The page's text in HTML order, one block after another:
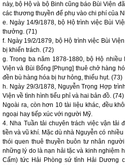
này, bộ Hộ và bộ Binh cũng báo Bùi Viện
các thương thuyền để phụ vào chi phí của
e. Ngày 14/9/1878, bộ Hộ trình việc Bùi
thưởng. (71)
f. Ngày 19/2/1879, bộ Hộ trình việc Bùi
bị khiển trách. (72)
g. Trong ba năm 1878-1880, bộ Hộ
Viện và Bùi Bổng [Phụng] thuê chở hàng
đền bù hàng hóa bị hư hỏng, thiếu hụt. (73)
h. Ngày 29/3/1878, Nguyễn Trọng Hợp
Viện về tình hình tiểu phỉ và hai bản đồ. (74)
Ngoài ra, còn hơn 10 tài liệu khác, đều
ngoại hay tiếp xúc với người Mỹ.
4. Nha Tuần tải chuyên trách việc vận tải
tiền và vũ khí. Mặc dù nhà Nguyễn có
thói quen thuê thuyền buôn tư nhân
những lý do là nạn hải tặc và kinh nghiệm
Cấm) tức Hải Phòng sứ tỉnh Hải Dương